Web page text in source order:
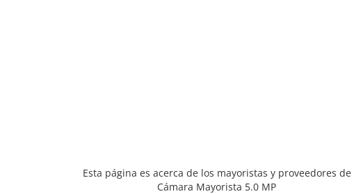
Esta página es acerca de los mayoristas y proveedores de
Cámara Mayorista 5.0 MP